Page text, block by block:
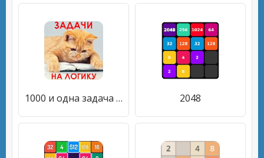
1000 и одна задача на логику. Занимательные задачи 2048